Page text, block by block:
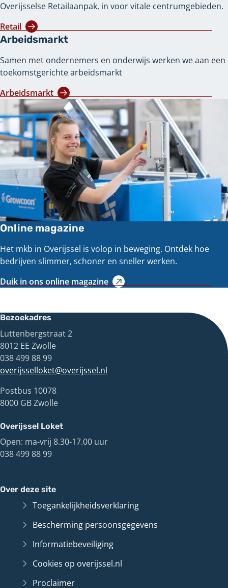
Overijsselse Retailaanpak, in voor vitale centrumgebieden.
Retail
Arbeidsmarkt
Samen met ondernemers en onderwijs werken we aan een
toekomstgerichte arbeidsmarkt
Arbeidsmarkt
Online magazine
Het mkb in Overijssel is volop in beweging. Ontdek hoe
bedrijven slimmer, schoner en sneller werken.
Duik in ons online magazine
Bezoekadres
Luttenbergstraat 2
8012 EE Zwolle
038 499 88 99
overijsselloket@overijssel.nl
Postbus 10078
8000 GB Zwolle
Overijssel Loket
Open: ma-vrij 8.30-17.00 uur
038 499 88 99
Over deze site
Toegankelijkheidsverklaring
Bescherming persoonsgegevens
Informatiebeveiliging
Cookies op overijssel.nl
Proclaimer